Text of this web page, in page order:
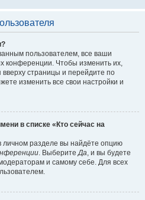
пользователем, все ваши
конференции. Чтобы изменить их,
страницы и перейдите по
изменить все свои настройки и
в списке «Кто сейчас на
личном разделе вы найдёте опцию
. ВыберитеДа, и вы будете
и самому себе. Для всех